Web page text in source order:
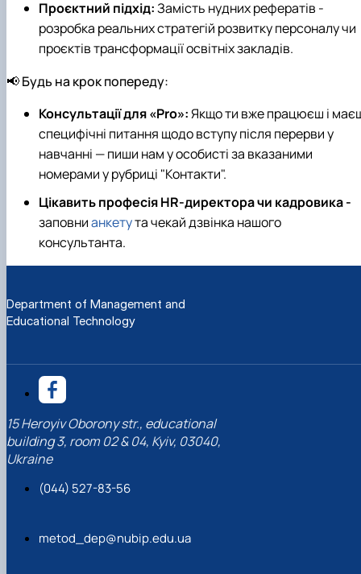
Проєктний підхід:Замість нудних рефератів -
розробка реальних стратегій розвитку персоналу чи
проєктів трансформації освітніх закладів.
📢 Будь на крок попереду:
Консультації для «Pro»:Якщо ти вже працюєш і
специфічні питання щодо вступу після перерви у
навчанні — пиши нам у особисті за вказаними
номерами у рубриці "Контакти".
Цікавить професія HR-директора чи кадровика -
заповнианкетута чекай дзвінка нашого
консультанта.
Department of Management and
Educational Technology
15 Heroyiv Oborony str., educational
building 3, room 02 & 04, Kyiv, 03040,
Ukraine
(044) 527-83-56
metod_dep@nubip.edu.ua